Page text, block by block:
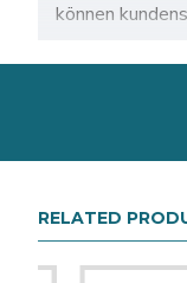
können
Unser riesiges
RELATED